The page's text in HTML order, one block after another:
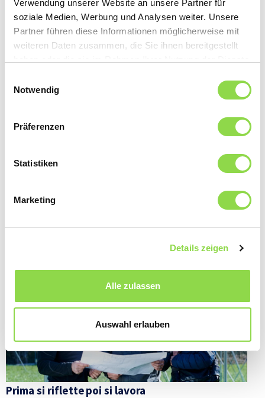
Verwendung unserer Website an unsere Partner für
soziale Medien, Werbung und Analysen weiter. Unsere
Partner führen diese Informationen möglicherweise mit
weiteren Daten zusammen, die Sie ihnen bereitgestellt
Notwendig
Präferenzen
Statistiken
Marketing
Details zeigen
Alle zulassen
Auswahl erlauben
Anche questi articoli potrebbero interessarvi
Prima si riflette poi si lavora